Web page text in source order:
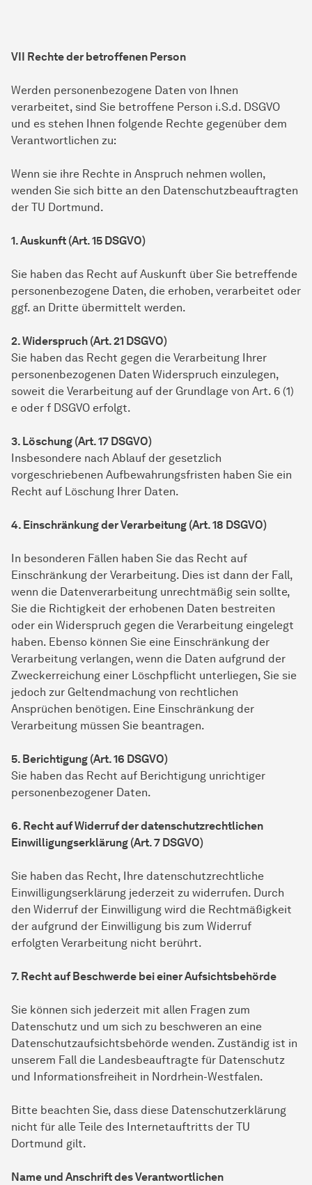
VII Rechte der betroffenen Person
Werden personenbezogene Daten von Ihnen
verarbeitet, sind Sie betroffene Person i.S.d. DSGVO
und es stehen Ihnen folgende Rechte gegenüber dem
Verantwortlichen zu:
Wenn sie ihre Rechte in Anspruch nehmen wollen,
wenden Sie sich bitte an den Datenschutzbeauftragten
der TU Dortmund.
1. Auskunft (Art. 15 DSGVO)
Sie haben das Recht auf Auskunft über Sie betreffende
personenbezogene Daten, die erhoben, verarbeitet oder
ggf. an Dritte übermittelt werden.
2. Widerspruch (Art. 21 DSGVO)
Sie haben das Recht gegen die Verarbeitung Ihrer
personenbezogenen Daten Widerspruch einzulegen,
soweit die Verarbeitung auf der Grundlage von Art. 6 (1)
e oder f DSGVO erfolgt.
3. Löschung (Art. 17 DSGVO)
Insbesondere nach Ablauf der gesetzlich
vorgeschriebenen Aufbewahrungsfristen haben Sie ein
Recht auf Löschung Ihrer Daten.
4. Einschränkung der Verarbeitung (Art. 18 DSGVO)
In besonderen Fällen haben Sie das Recht auf
Einschränkung der Verarbeitung. Dies ist dann der Fall,
wenn die Datenverarbeitung unrechtmäßig sein sollte,
Sie die Richtigkeit der erhobenen Daten bestreiten
oder ein Widerspruch gegen die Verarbeitung eingelegt
haben. Ebenso können Sie eine Einschränkung der
Verarbeitung verlangen, wenn die Daten aufgrund der
Zweckerreichung einer Löschpflicht unterliegen, Sie sie
jedoch zur Geltendmachung von rechtlichen
Ansprüchen benötigen. Eine Einschränkung der
Verarbeitung müssen Sie beantragen.
5. Berichtigung (Art. 16 DSGVO)
Sie haben das Recht auf Berichtigung unrichtiger
personenbezogener Daten.
6. Recht auf Widerruf der datenschutzrechtlichen
Einwilligungserklärung (Art. 7 DSGVO)
Sie haben das Recht, Ihre datenschutzrechtliche
Einwilligungserklärung jederzeit zu widerrufen. Durch
den Widerruf der Einwilligung wird die Rechtmäßigkeit
der aufgrund der Einwilligung bis zum Widerruf
erfolgten Verarbeitung nicht berührt.
7. Recht auf Beschwerde bei einer Aufsichtsbehörde
Sie können sich jederzeit mit allen Fragen zum
Datenschutz und um sich zu beschweren an eine
Datenschutzaufsichtsbehörde wenden. Zuständig ist in
unserem Fall die Landesbeauftragte für Datenschutz
und Informationsfreiheit in Nordrhein-Westfalen.
Bitte beachten Sie, dass diese Datenschutzerklärung
nicht für alle Teile des Internetauftritts der TU
Dortmund gilt.
Name und Anschrift des Verantwortlichen